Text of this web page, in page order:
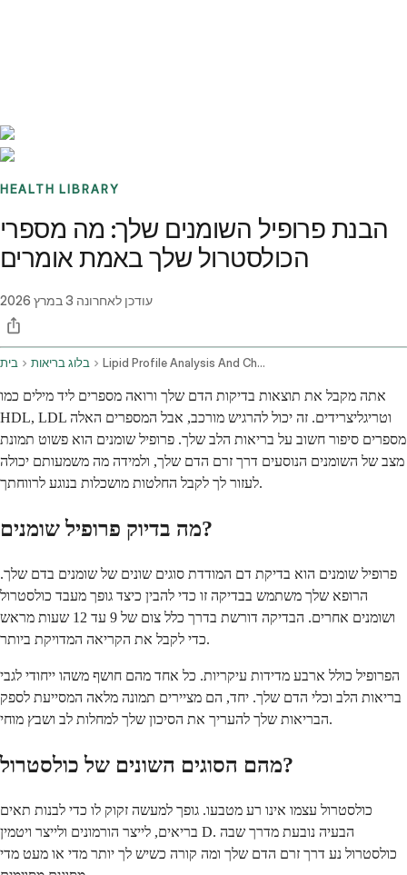
HEALTH LIBRARY
הבנת פרופיל השומנים שלך: מה מספרי
הכולסטרול שלך באמת אומרים
עודכן לאחרונה 3 במרץ 2026
בית בלוג בריאות Lipid Profile Analysis And Cholesterol Health Risks
אתה מקבל את תוצאות בדיקות הדם שלך ורואה מספרים ליד מילים כמו
HDL, LDL וטריגליצרידים. זה יכול להרגיש מורכב, אבל המספרים האלה
מספרים סיפור חשוב על בריאות הלב שלך. פרופיל שומנים הוא פשוט תמונת
מצב של השומנים הנוסעים דרך זרם הדם שלך, ולמידה מה משמעותם יכולה
לעזור לך לקבל החלטות מושכלות בנוגע לרווחתך.
מה בדיוק פרופיל שומנים?
פרופיל שומנים הוא בדיקת דם המודדת סוגים שונים של שומנים בדם שלך.
הרופא שלך משתמש בבדיקה זו כדי להבין כיצד גופך מעבד כולסטרול
ושומנים אחרים. הבדיקה דורשת בדרך כלל צום של 9 עד 12 שעות מראש
כדי לקבל את הקריאה המדויקת ביותר.
הפרופיל כולל ארבע מדידות עיקריות. כל אחד מהם חושף משהו ייחודי לגבי
בריאות הלב וכלי הדם שלך. יחד, הם מציירים תמונה מלאה המסייעת לספק
הבריאות שלך להעריך את הסיכון שלך למחלות לב ושבץ מוחי.
מהם הסוגים השונים של כולסטרול?
כולסטרול עצמו אינו רע מטבעו. גופך למעשה זקוק לו כדי לבנות תאים
בריאים, לייצר הורמונים ולייצר ויטמין D. הבעיה נובעת מדרך שבה
כולסטרול נע דרך זרם הדם שלך ומה קורה כשיש לך יותר מדי או מעט מדי